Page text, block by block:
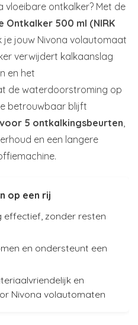
vloeibare ontkalker? Met de
Ontkalker 500 ml (NIRK
je jouw Nivona volautomaat
verwijdert kalkaanslag
en het
de waterdoorstroming op
betrouwbaar blijft
5 ontkalkingsbeurten,
en een langere
op een rij
zonder resten
en ondersteunt een
en
Nivona volautomaten